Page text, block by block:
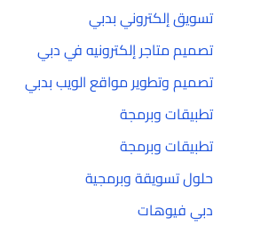
تسويق إلكتروني بدبي
تصميم متاجر إلكترونيه في دبي
تصميم وتطوير مواقع الويب بدبي
تطبيقات وبرمجة
تطبيقات وبرمجة
حلول تسويقة وبرمجية
دبي فيوهات